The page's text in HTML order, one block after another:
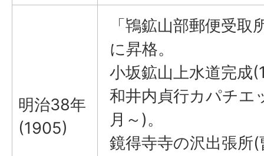
明治38年
(1905)
「鴇鉱山部郵便受
に昇格。
小坂鉱山上水道完成
和井内貞行カパチエ
月～)。
鏡得寺寺の沢出張所